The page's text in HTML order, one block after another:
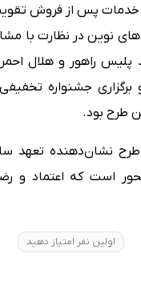
خدمات پس از فروش
نوین در نظارت با
پلیس راهور و هلال
جشنواره
طرح بود.
نشان‌دهنده تعهد
است که اعتماد و
اولین نفر امتیاز دهید